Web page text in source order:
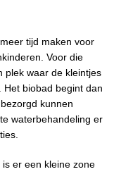
tijd maken voor
Voor die
plek waar de kleintjes
biobad begint dan
kunnen
waterbehandeling er
er een kleine zone